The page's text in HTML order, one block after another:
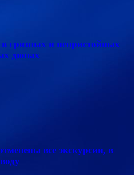
грязных и непристойных
дюнах
все экскурсии, в